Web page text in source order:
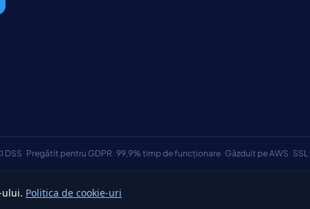
DSS Pregătit pentru GDPR 99,9% timp de funcționare Găzduit pe AWS
ului. Politica de cookie-uri